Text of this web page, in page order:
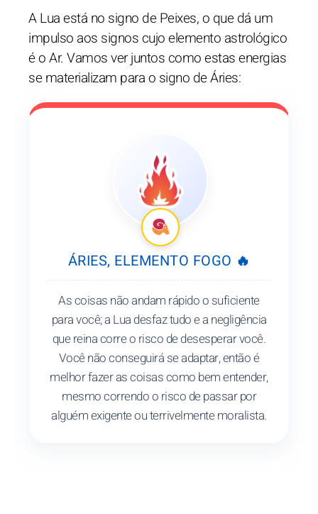
A Lua está no signo de Peixes, o que dá um
impulso aos signos cujo elemento astrológico
é o Ar. Vamos ver juntos como estas energias
se materializam para o signo de Áries:
ÁRIES, ELEMENTO FOGO 🔥
As coisas não andam rápido o suficiente
para você; a Lua desfaz tudo e a negligência
que reina corre o risco de desesperar você.
Você não conseguirá se adaptar, então é
melhor fazer as coisas como bem entender,
mesmo correndo o risco de passar por
alguém exigente ou terrivelmente moralista.